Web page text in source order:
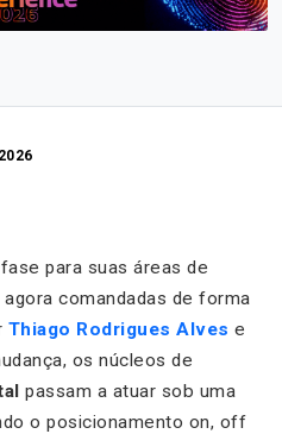
para suas áreas de
agora comandadas de forma
Thiago Rodrigues Alves e
os núcleos de
passam a atuar sob uma
o posicionamento on, off